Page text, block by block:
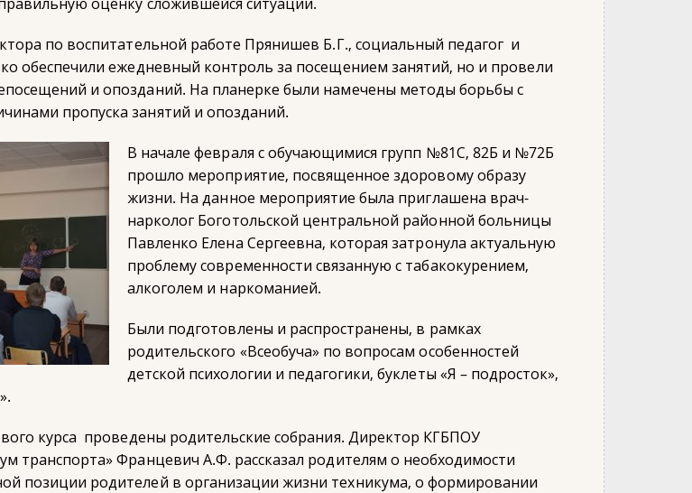
по воспитательной работе Прянишев Б.Г., социальный педагог и
обеспечили ежедневный контроль за посещением занятий, но и провели
и опозданий. На планерке были намечены методы борьбы с
пропуска занятий и опозданий.
В начале февраля с обучающимися групп №81С, 82Б и №72Б
прошло мероприятие, посвященное здоровому образу
жизни. На данное мероприятие была приглашена врач-
нарколог Боготольской центральной районной больницы
Павленко Елена Сергеевна, которая затронула актуальную
проблему современности связанную с табакокурением,
алкоголем и наркоманией.
Были подготовлены и распространены, в рамках
родительского «Всеобуча» по вопросам особенностей
детской психологии и педагогики, буклеты «Я – подросток»,
курса проведены родительские собрания. Директор КГБПОУ
транспорта» Францевич А.Ф. рассказал родителям о необходимости
позиции родителей в организации жизни техникума, о формировании